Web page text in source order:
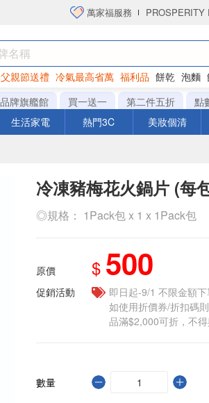
萬家福服務 PROSPERITY
父親節送禮 冷氣最高省萬 福利品 餅乾 泡麵
品牌旗艦館 買一送一 第二件五折 點
生活家電 熱門3C 美妝個清
冷凍豬梅花火鍋片 (每
◎規格： 1Pack包 x 1 x 1Pack包
原價 $ 500
促銷活動
即日起-9/1 不限金額
如使用折價券/折扣碼
品滿$2,000可折，不
數量